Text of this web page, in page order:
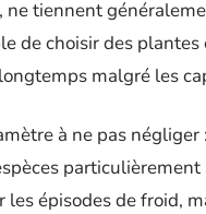
ne tiennent
de choisir des
malgré les
à ne pas
épisodes de froid,